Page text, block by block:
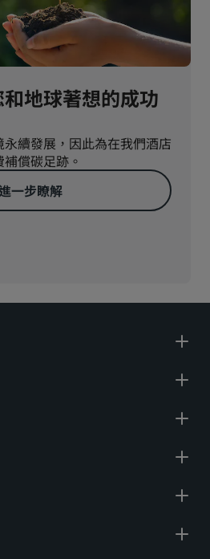
地球著想的成功
續發展，因此為在我們酒店
償碳足跡。
一步瞭解